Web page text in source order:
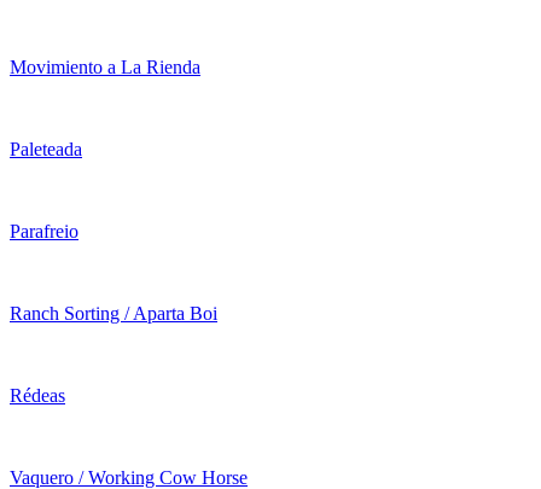
Movimiento a La Rienda
Paleteada
Parafreio
Ranch Sorting / Aparta Boi
Rédeas
Vaquero / Working Cow Horse